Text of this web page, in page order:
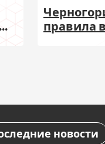
правила
новости